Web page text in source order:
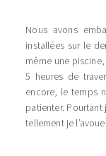
Nous avons
installées sur le
même une
5 heures de
encore, le temps
patienter.
tellement je